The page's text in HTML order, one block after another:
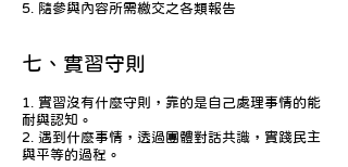
5. 隨參與內容所需繳交之各類報告
七、實習守則
1. 實習沒有什麼守則，靠的是自己處理事情的能
耐與認知。
2. 遇到什麼事情，透過團體對話共識，實踐民主
與平等的過程。